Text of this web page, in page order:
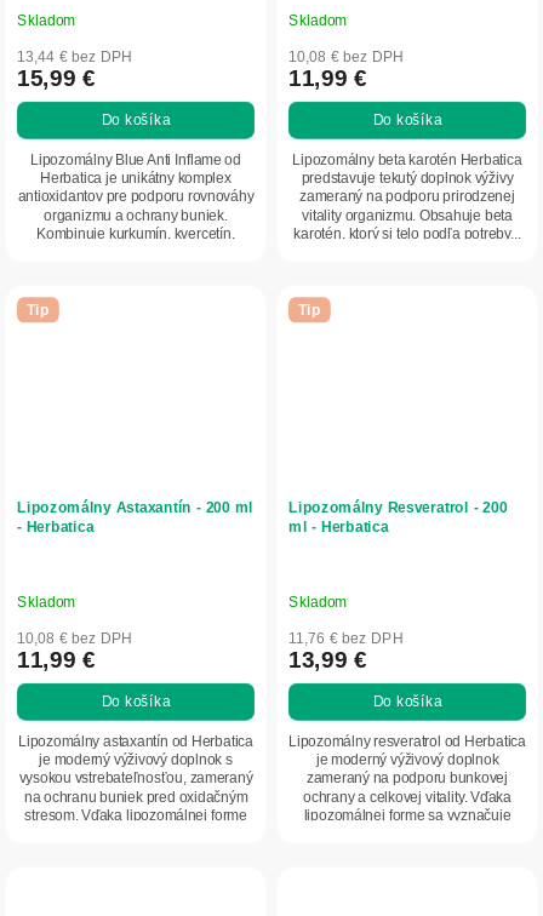
Skladom
13,44 € bez DPH
15,99 €
Do košíka
Lipozomálny Blue Anti Inflame od
Herbatica je unikátny komplex
antioxidantov pre podporu rovnováhy
organizmu a ochrany buniek.
Kombinuje kurkumín, kvercetín,
Skladom
10,08 € bez DPH
11,99 €
Do košíka
Lipozomálny beta karotén Herbatica
predstavuje tekutý doplnok výživy
zameraný na podporu prirodzenej
vitality organizmu. Obsahuje beta
karotén, ktorý si telo podľa potreby...
Tip
Lipozomálny Astaxantín - 200 ml
- Herbatica
Skladom
10,08 € bez DPH
11,99 €
Do košíka
Lipozomálny astaxantín od Herbatica
je moderný výživový doplnok s
vysokou vstrebateľnosťou, zameraný
na ochranu buniek pred oxidačným
stresom. Vďaka lipozomálnej forme
Tip
Lipozomálny Resveratrol - 200
ml - Herbatica
Skladom
11,76 € bez DPH
13,99 €
Do košíka
Lipozomálny resveratrol od Herbatica
je moderný výživový doplnok
zameraný na podporu bunkovej
ochrany a celkovej vitality. Vďaka
lipozomálnej forme sa vyznačuje